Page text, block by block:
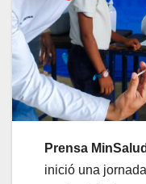
Prensa
inició una